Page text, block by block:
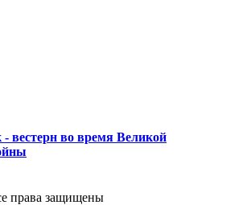
вестерн во время Великой
права защищены